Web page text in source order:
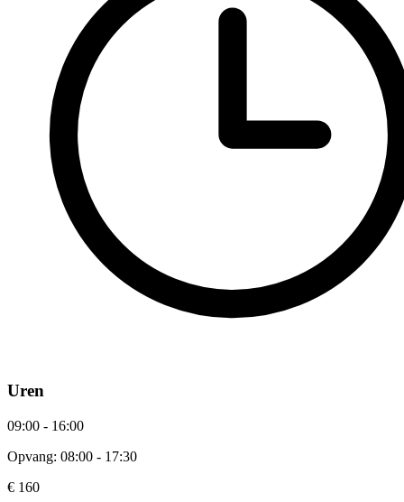
Uren
09:00 - 16:00
Opvang: 08:00 - 17:30
€ 160